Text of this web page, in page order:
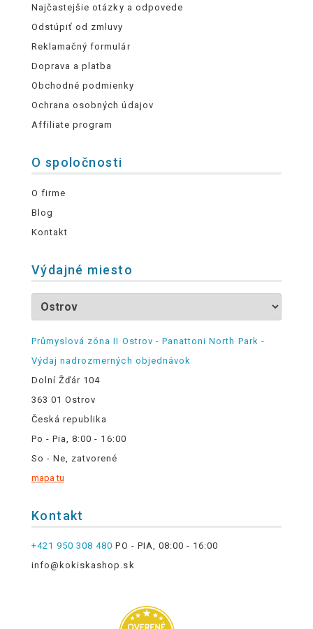
Najčastejšie otázky a odpovede
Odstúpiť od zmluvy
Reklamačný formulár
Doprava a platba
Obchodné podmienky
Ochrana osobných údajov
Affiliate program
O spoločnosti
O firme
Blog
Kontakt
Výdajné miesto
Průmyslová zóna II Ostrov - Panattoni North Park -
Výdaj nadrozmerných objednávok
Dolní Žďár 104
363 01 Ostrov
Česká republika
Po - Pia, 8:00 - 16:00
So - Ne, zatvorené
mapa tu
Kontakt
+421 950 308 480 PO - PIA, 08:00 - 16:00
info@kokiskashop.sk